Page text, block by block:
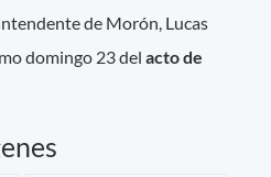
de Morón, Lucas
domingo 23 del acto de